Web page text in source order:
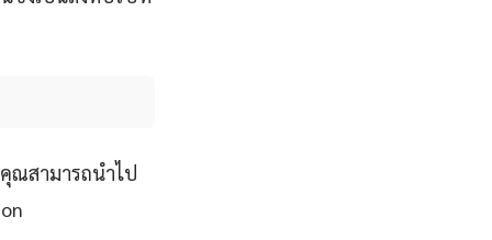
ณสามารถนำไป